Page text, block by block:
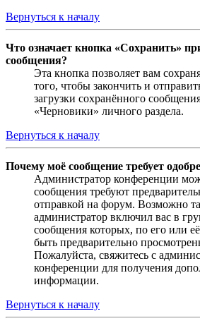
Вернуться к началу
Что означает кнопка «Сохранить»
сообщения?
Эта кнопка позволяет вам
того, чтобы закончить и
загрузки сохранённого
«Черновики» личного раздела.
Вернуться к началу
Почему моё сообщение требует
Администратор конференции
сообщения требуют
отправкой на форум. Возможно
администратор включил вас в
сообщения которых, по его или
быть предварительно
Пожалуйста, свяжитесь с
конференции для получения
информации.
Вернуться к началу